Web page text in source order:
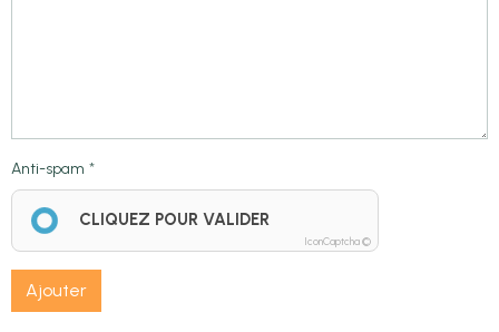
Anti-spam
CLIQUEZ POUR VALIDER
IconCaptcha ©
Ajouter